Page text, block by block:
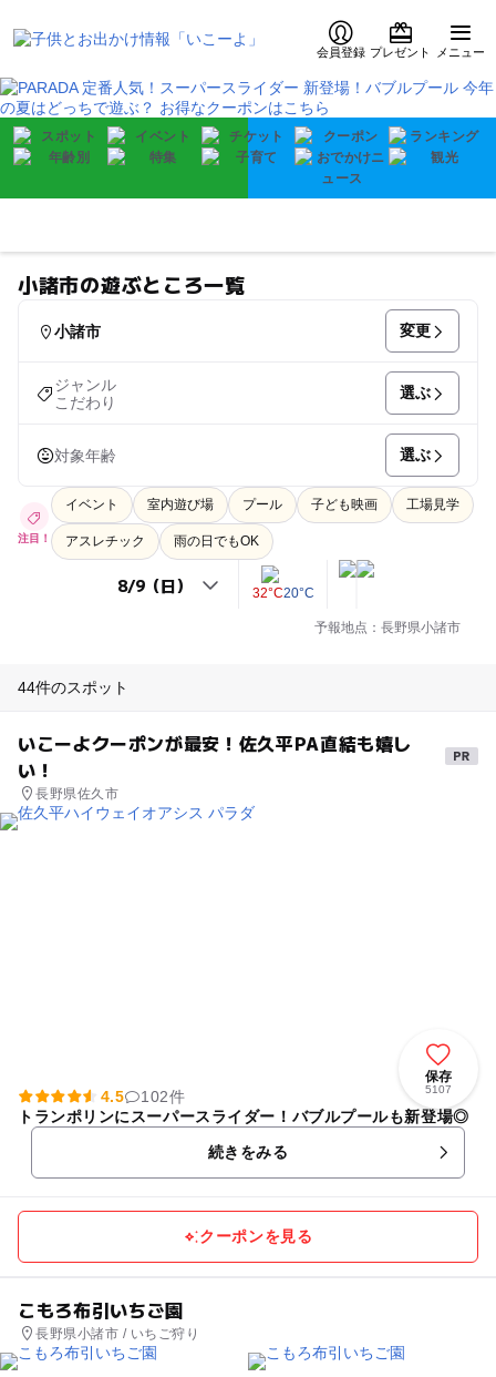
会員登録 プレゼント メニュー
小諸市の遊ぶところ一覧
小諸市 変更
ジャンル
こだわり
選ぶ
対象年齢 選ぶ
注目！
イベント 室内遊び場 プール 子ども映画 工場見学
アスレチック 雨の日でもOK
32°C20°C
予報地点：長野県小諸市
44件のスポット
いこーよクーポンが最安！佐久平PA直結も嬉し
い！
長野県佐久市
保存
5107
4.5
102件
トランポリンにスーパースライダー！バブルプールも新登場◎
続きをみる
クーポンを見る
こもろ布引いちご園
長野県小諸市 / いちご狩り